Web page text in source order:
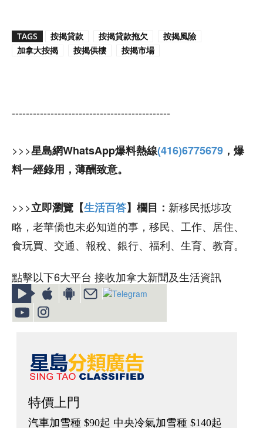
TAGS 按揭貸款 按揭貸款拖欠
按揭風險
加拿大按揭
按揭供樓 按揭市場
---------------------------------------------
>>>星島網WhatsApp爆料熱線(416)6775679 ，爆
料一經錄用，薄酬致意。
>>>立即瀏覽【生活百答】欄目： 新移民抵埗攻
略，老華僑也未必知道的事，移民、工作、居住、
食玩買、交通、報稅、銀行、福利、生育、教育。
點擊以下6大平台 接收加拿大新聞及生活資訊